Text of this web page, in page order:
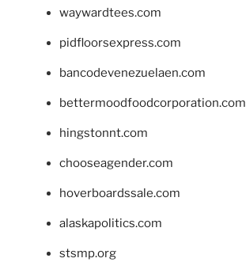
waywardtees.com
pidfloorsexpress.com
bancodevenezuelaen.com
bettermoodfoodcorporation.com
hingstonnt.com
chooseagender.com
hoverboardssale.com
alaskapolitics.com
stsmp.org